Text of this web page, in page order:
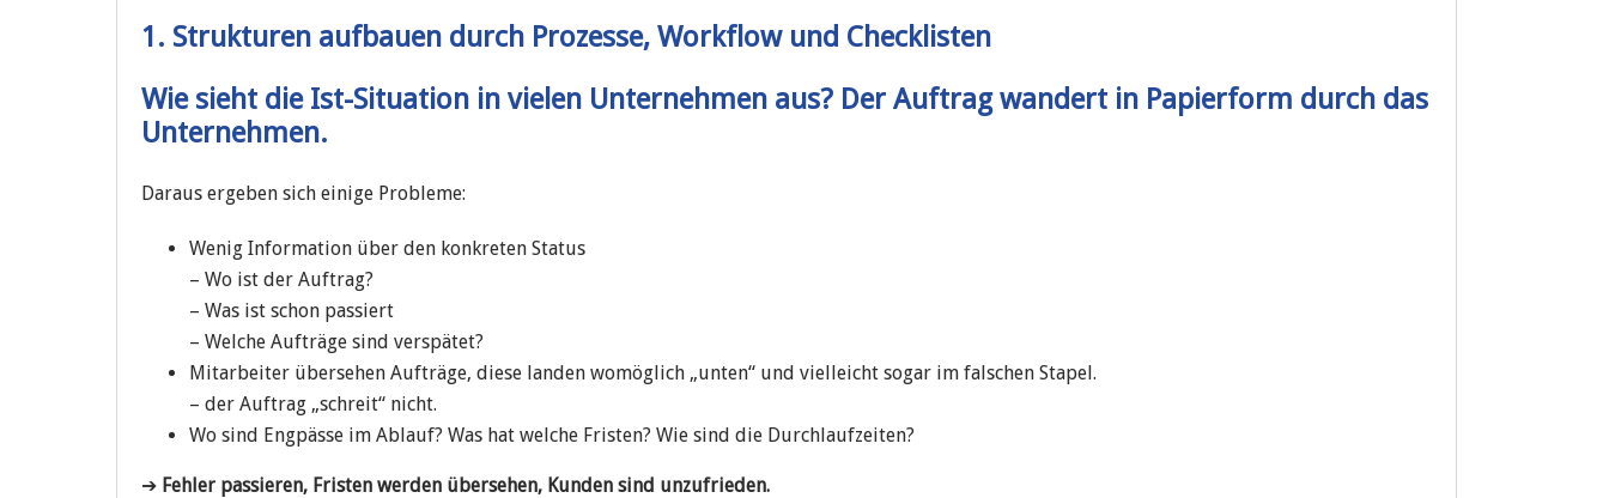
1. Strukturen aufbauen durch Prozesse, Workflow und Checklisten
Wie sieht die Ist-Situation in vielen Unternehmen aus? Der Auftrag wandert in Papierform durch das
Unternehmen.
Daraus ergeben sich einige Probleme:
Wenig Information über den konkreten Status
– Wo ist der Auftrag?
– Was ist schon passiert
– Welche Aufträge sind verspätet?
Mitarbeiter übersehen Aufträge, diese landen womöglich „unten“ und vielleicht sogar im falschen Stapel.
– der Auftrag „schreit“ nicht.
Wo sind Engpässe im Ablauf? Was hat welche Fristen? Wie sind die Durchlaufzeiten?
➔ Fehler passieren, Fristen werden übersehen, Kunden sind unzufrieden.